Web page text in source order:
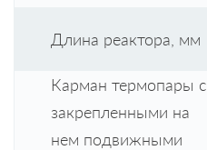
Длина реактора, мм
Карман термопары с
закрепленными на
нем подвижными